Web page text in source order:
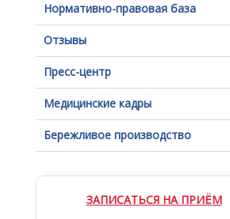
Нормативно-правовая база
Отзывы
Пресс-центр
Медицинские кадры
Бережливое производство
ЗАПИСАТЬСЯ НА ПРИЁМ